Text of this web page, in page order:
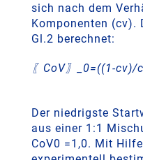
sich nach dem
Komponenten (cv).
Gl.2 berechnet:
〖CoV〗_0=((1-cv)/
Der niedrigste
aus einer 1:1
CoV0 =1,0. Mit